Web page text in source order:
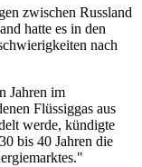
zwischen Russland
hatte es in den
nach
Jahren im
Flüssiggas aus
werde, kündigte
bis 40 Jahren die